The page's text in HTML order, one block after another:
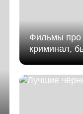
Фильмы про
криминал,